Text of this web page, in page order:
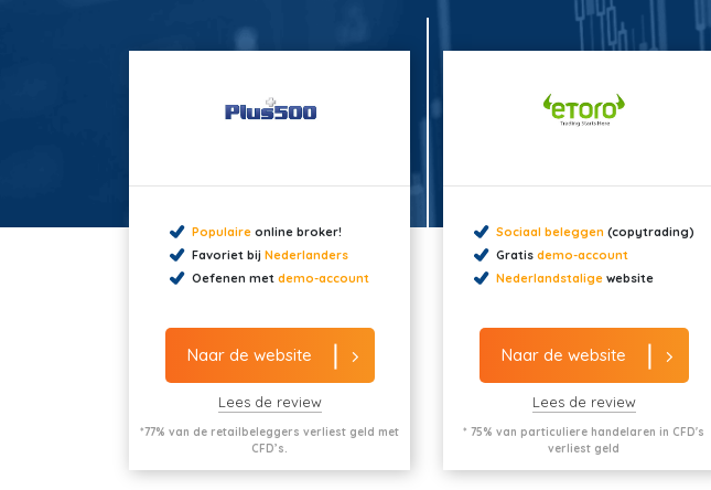
Populaire online broker!
Favoriet bij Nederlanders
Oefenen met demo-account
Naar de website
Lees de review
*77% van de retailbeleggers verliest geld met
CFD’s.
Sociaal beleggen (copytrading)
Gratis demo-account
Nederlandstaligewebsite
Naar de website
Lees de review
* 75% van particuliere handelaren in CFD's
verliest geld